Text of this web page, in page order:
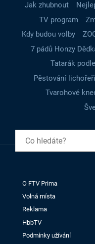
Jak zhubnout
TV program
Kdy budou volby
7 pádů Honzy
Tatarák
Pěstování
Tvarohové
O FTV Prima
Volná místa
Reklama
HbbTV
Podmínky užívání